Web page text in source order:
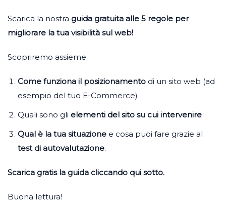
Scarica la nostra guida gratuita alle 5 regole per
migliorare la tua visibilità sul web!
Scopriremo assieme:
Come funziona il posizionamento di un sito web (ad
esempio del tuo E-Commerce)
Quali sono gli elementi del sito su cui intervenire
Qual è la tua situazione e cosa puoi fare grazie al
test di autovalutazione.
Scarica gratis la guida cliccando qui sotto.
Buona lettura!